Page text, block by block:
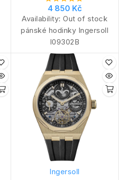
4 850 Kč
Availability: Out of stock
pánské hodinky Ingersoll
I09302B
Ingersoll